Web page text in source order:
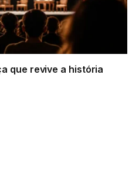
que revive a história